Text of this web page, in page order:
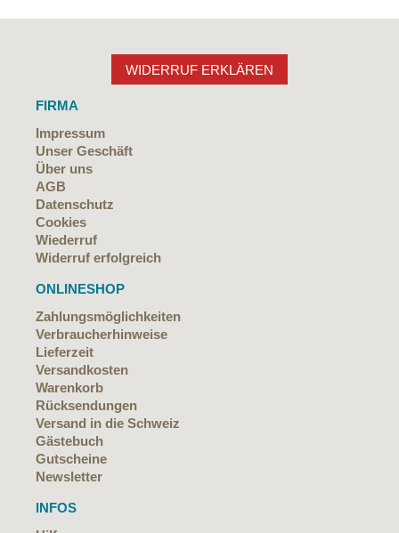
WIDERRUF ERKLÄREN
FIRMA
Impressum
Unser Geschäft
Über uns
AGB
Datenschutz
Cookies
Wiederruf
Widerruf erfolgreich
ONLINESHOP
Zahlungsmöglichkeiten
Verbraucherhinweise
Lieferzeit
Versandkosten
Warenkorb
Rücksendungen
Versand in die Schweiz
Gästebuch
Gutscheine
Newsletter
INFOS